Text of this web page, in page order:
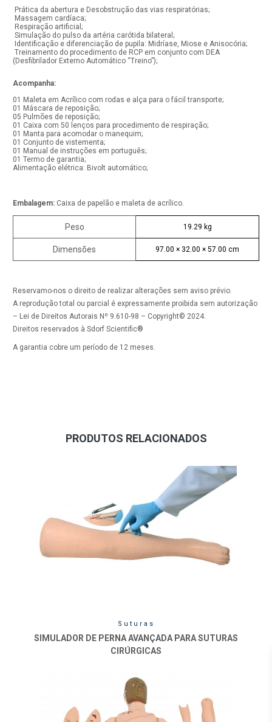
Prática da abertura e Desobstrução das vias respiratórias;
Massagem cardíaca;
Respiração artificial;
Simulação do pulso da artéria carótida bilateral;
Identificação e diferenciação de pupila: Midríase, Miose e Anisocória;
Treinamento do procedimento de RCP em conjunto com DEA
(Desfibrilador Externo Automático “Treino”);
Acompanha:
01 Maleta em Acrílico com rodas e alça para o fácil transporte;
01 Máscara de reposição;
05 Pulmões de reposição;
01 Caixa com 50 lenços para procedimento de respiração;
01 Manta para acomodar o manequim;
01 Conjunto de vistementa;
01 Manual de instruções em português;
01 Termo de garantia;
Alimentação elétrica: Bivolt automático;
Embalagem: Caixa de papelão e maleta de acrílico.
Peso 19.29 kg
Dimensões 97.00 × 32.00 × 57.00 cm
Reservamo-nos o direito de realizar alterações sem aviso prévio.
A reprodução total ou parcial é expressamente proibida sem autorização
– Lei de Direitos Autorais Nº 9.610-98 – Copyright© 2024.
Direitos reservados à Sdorf Scientific®
A garantia cobre um período de 12 meses.
PRODUTOS RELACIONADOS
Suturas
SIMULADOR DE PERNA AVANÇADA PARA SUTURAS
CIRÚRGICAS